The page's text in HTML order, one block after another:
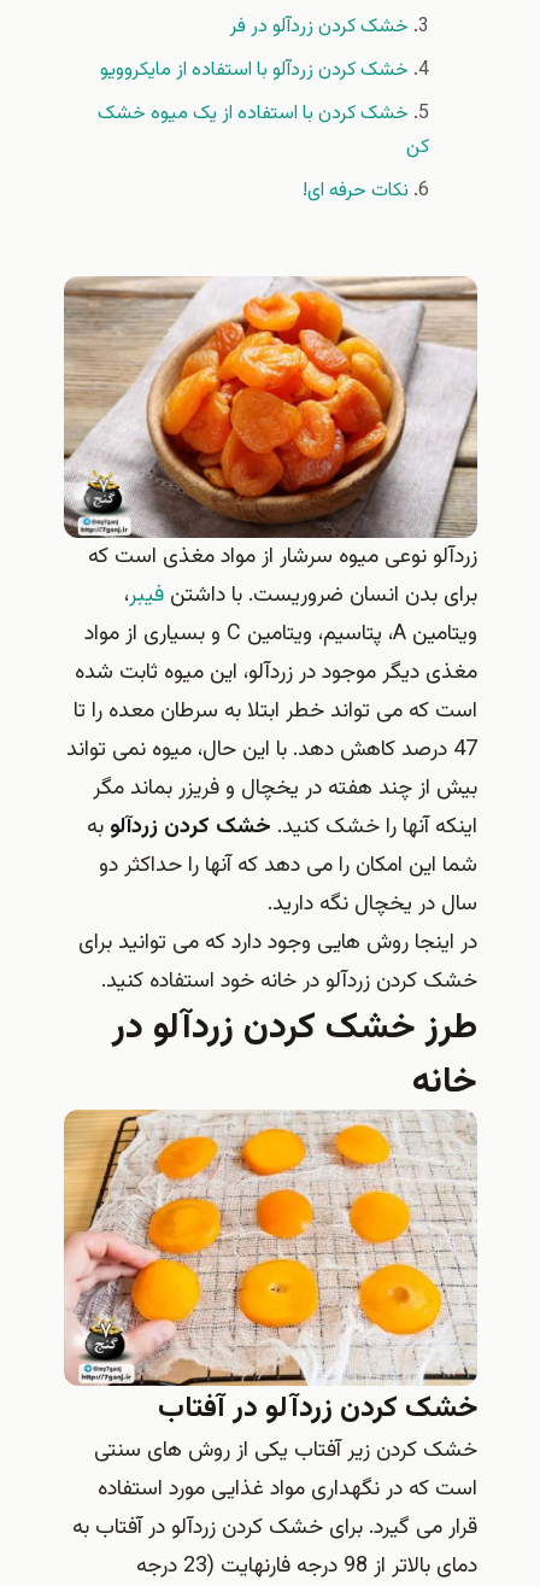
خشک کردن زردآلو در فر
خشک کردن زردآلو با استفاده از مایکروویو
خشک کردن با استفاده از یک میوه خشک
کن
نکات حرفه ای!
زردآلو نوعی میوه سرشار از مواد مغذی است که
برای بدن انسان ضروریست. با داشتنفیبر،
ویتامین A، پتاسیم، ویتامین C و بسیاری از مواد
مغذی دیگر موجود در زردآلو، این میوه ثابت شده
است که می تواند خطر ابتلا به سرطان معده را تا
47 درصد کاهش دهد. با این حال، میوه نمی تواند
بیش از چند هفته در یخچال و فریزر بماند مگر
اینکه آنها را خشک کنید. خشک کردن زردآلو به
شما این امکان را می دهد که آنها را حداکثر دو
سال در یخچال نگه دارید.
در اینجا روش هایی وجود دارد که می توانید برای
خشک کردن زردآلو در خانه خود استفاده کنید.
طرز خشک کردن زردآلو در
خانه
خشک کردن زردآلو در آفتاب
خشک کردن زیر آفتاب یکی از روش های سنتی
است که در نگهداری مواد غذایی مورد استفاده
قرار می گیرد. برای خشک کردن زردآلو در آفتاب به
دمای بالاتر از 98 درجه فارنهایت (23 درجه